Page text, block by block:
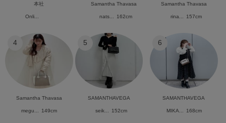
本社
Onli...
Samantha Thavasa
nats... 162cm
Samantha Thavasa
rina... 157cm
4
Samantha Thavasa
megu... 149cm
5
SAMANTHAVEGA
seik... 152cm
6
SAMANTHAVEGA
MIKA... 168cm